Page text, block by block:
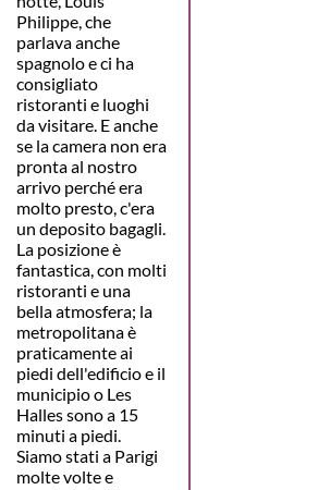
Philippe, che
parlava anche
spagnolo e ci ha
consigliato
ristoranti e luoghi
da visitare. E anche
se la camera non era
pronta al nostro
arrivo perché era
molto presto, c'era
un deposito bagagli.
La posizione è
fantastica, con molti
ristoranti e una
bella atmosfera; la
metropolitana è
praticamente ai
piedi dell'edificio e il
municipio o Les
Halles sono a 15
minuti a piedi.
Siamo stati a Parigi
molte volte e